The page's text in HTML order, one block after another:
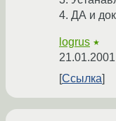
4. ДА и
logrus ★
Ссылка